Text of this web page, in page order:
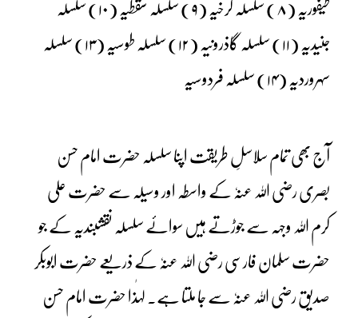
طیفوریہ (۸) سلسلہ کرخیہ (۹) سلسلہ سقطیہ (۱۰) سلسلہ
جنیدیہ (۱۱) سلسلہ گاذرونیہ (۱۲) سلسلہ طوسیہ (۱۳) سلسلہ
سہروردیہ (۱۴) سلسلہ فردوسیہ
آج بھی تمام سلاسلِ طریقت اپنا سلسلہ حضرت امام حسن
بصری رضی اللہ عنہٗ کے واسطہ اور وسیلہ سے حضرت علی
کرم اللہ وجہہ سے جوڑتے ہیں سوائے سلسلہ نقشبندیہ کے جو
حضرت سلمان فارسی رضی اللہ عنہٗ کے ذریعے حضرت ابوبکر
صدیق رضی اللہ عنہٗ سے جا ملتا ہے۔ لہٰذا حضرت امام حسن